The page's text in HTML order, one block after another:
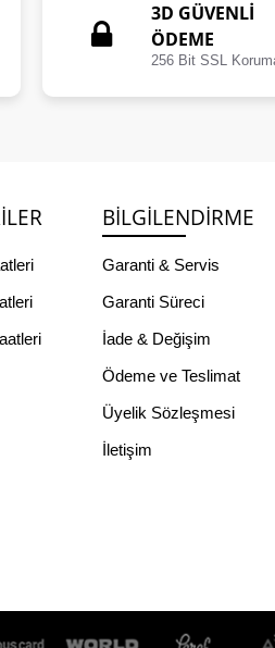
3D GÜVENLİ
ÖDEME
256 Bit SSL
BILGILENDIRME
Garanti & Servis
Garanti Süreci
İade & Değişim
Ödeme ve Teslimat
Üyelik Sözleşmesi
İletişim